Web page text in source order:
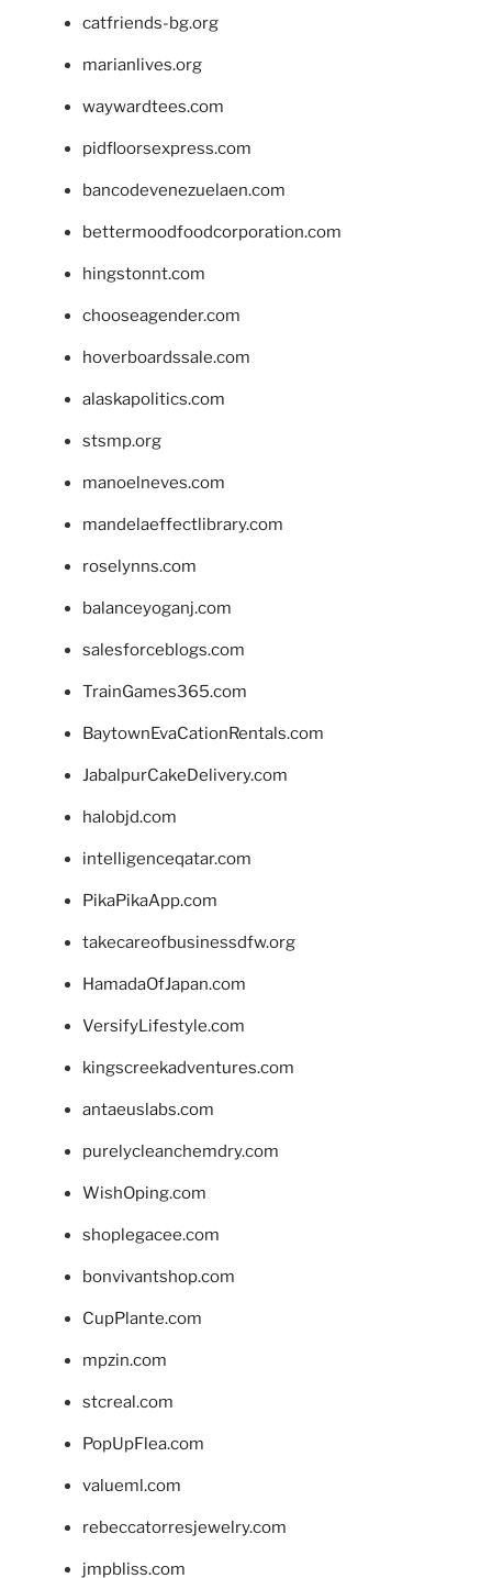
catfriends-bg.org
marianlives.org
waywardtees.com
pidfloorsexpress.com
bancodevenezuelaen.com
bettermoodfoodcorporation.com
hingstonnt.com
chooseagender.com
hoverboardssale.com
alaskapolitics.com
stsmp.org
manoelneves.com
mandelaeffectlibrary.com
roselynns.com
balanceyoganj.com
salesforceblogs.com
TrainGames365.com
BaytownEvaCationRentals.com
JabalpurCakeDelivery.com
halobjd.com
intelligenceqatar.com
PikaPikaApp.com
takecareofbusinessdfw.org
HamadaOfJapan.com
VersifyLifestyle.com
kingscreekadventures.com
antaeuslabs.com
purelycleanchemdry.com
WishOping.com
shoplegacee.com
bonvivantshop.com
CupPlante.com
mpzin.com
stcreal.com
PopUpFlea.com
valueml.com
rebeccatorresjewelry.com
jmpbliss.com